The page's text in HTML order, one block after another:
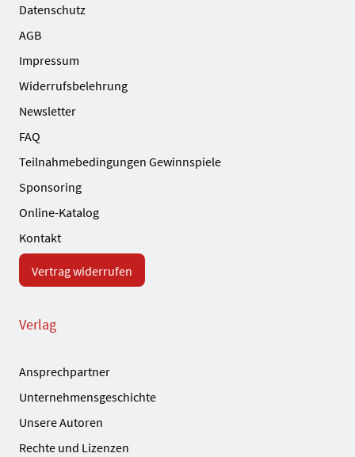
Datenschutz
AGB
Impressum
Widerrufsbelehrung
Newsletter
FAQ
Teilnahmebedingungen Gewinnspiele
Sponsoring
Online-Katalog
Kontakt
Vertrag widerrufen
Verlag
Ansprechpartner
Unternehmensgeschichte
Unsere Autoren
Rechte und Lizenzen